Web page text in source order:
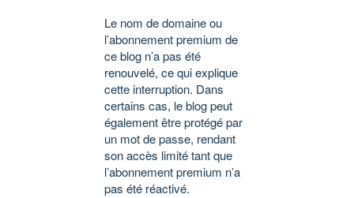
Le nom de domaine ou
l’abonnement premium de
ce blog n’a pas été
renouvelé, ce qui explique
cette interruption. Dans
certains cas, le blog peut
également être protégé par
un mot de passe, rendant
son accès limité tant que
l’abonnement premium n’a
pas été réactivé.